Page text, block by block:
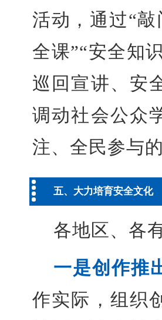
活动，通过“敲
全课”“安全知
巡回宣讲、安
调动社会公众
注、全民参与
五、大力培育安全文化
各地区、各
一是创作推
作实际，组织